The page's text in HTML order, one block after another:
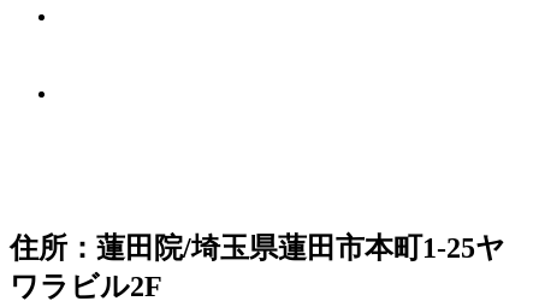
住所：蓮田院/埼玉県蓮田市本町1-25ヤ
ワラビル2F